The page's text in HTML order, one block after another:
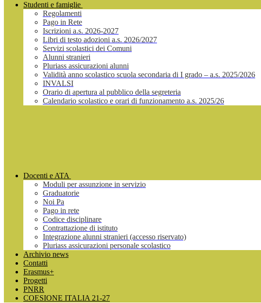
Studenti e famiglie
Regolamenti
Pago in Rete
Iscrizioni a.s. 2026-2027
Libri di testo adozioni a.s. 2026/2027
Servizi scolastici dei Comuni
Alunni stranieri
Pluriass assicurazioni alunni
Validità anno scolastico scuola secondaria di I grado – a.s. 2025/2026
INVALSI
Orario di apertura al pubblico della segreteria
Calendario scolastico e orari di funzionamento a.s. 2025/26
Docenti e ATA
Moduli per assunzione in servizio
Graduatorie
Noi Pa
Pago in rete
Codice disciplinare
Contrattazione di istituto
Integrazione alunni stranieri (accesso riservato)
Pluriass assicurazioni personale scolastico
Archivio news
Contatti
Erasmus+
Progetti
PNRR
COESIONE ITALIA 21-27